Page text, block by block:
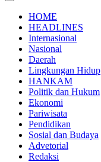
HOME
HEADLINES
Internasional
Nasional
Daerah
Lingkungan Hidup
HANKAM
Politik dan Hukum
Ekonomi
Pariwisata
Pendidikan
Sosial dan Budaya
Advetorial
Redaksi